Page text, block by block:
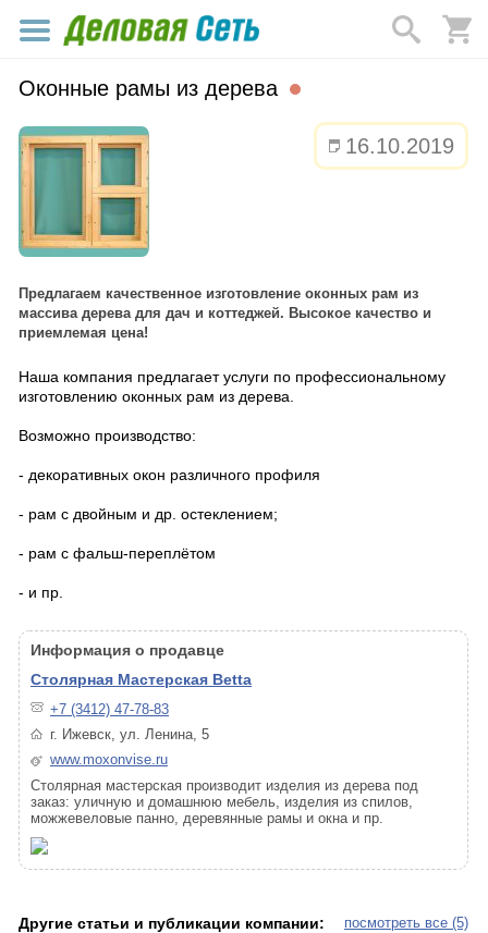
Оконные рамы из дерева
16.10.2019
Предлагаем качественное изготовление оконных рам из
массива дерева для дач и коттеджей. Высокое качество и
приемлемая цена!
Наша компания предлагает услуги по профессиональному
изготовлению оконных рам из дерева.
Возможно производство:
- декоративных окон различного профиля
- рам с двойным и др. остеклением;
- рам с фальш-переплётом
- и пр.
Информация о продавце
Столярная Мастерская Betta
+7 (3412) 47-78-83
г. Ижевск, ул. Ленина, 5
www.moxonvise.ru
Столярная мастерская производит изделия из дерева под
заказ: уличную и домашнюю мебель, изделия из спилов,
можжевеловые панно, деревянные рамы и окна и пр.
посмотреть все (5)
Другие статьи и публикации компании: